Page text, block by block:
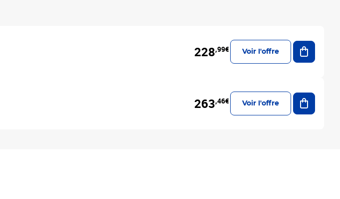
228,99€ Voir l'offre
Ajouter
263,46€ Voir l'offre
Ajouter